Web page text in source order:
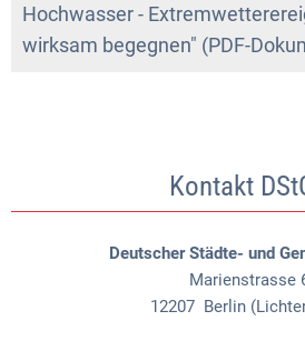
Hochwasser -
wirksam begegnen" (PDF-
Kontakt
Deutscher Städte- und
Marienstrasse
12207 Berlin